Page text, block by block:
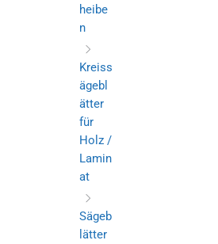
heibe
n
Kreiss
ägebl
ätter
für
Holz /
Lamin
at
Sägeb
lätter